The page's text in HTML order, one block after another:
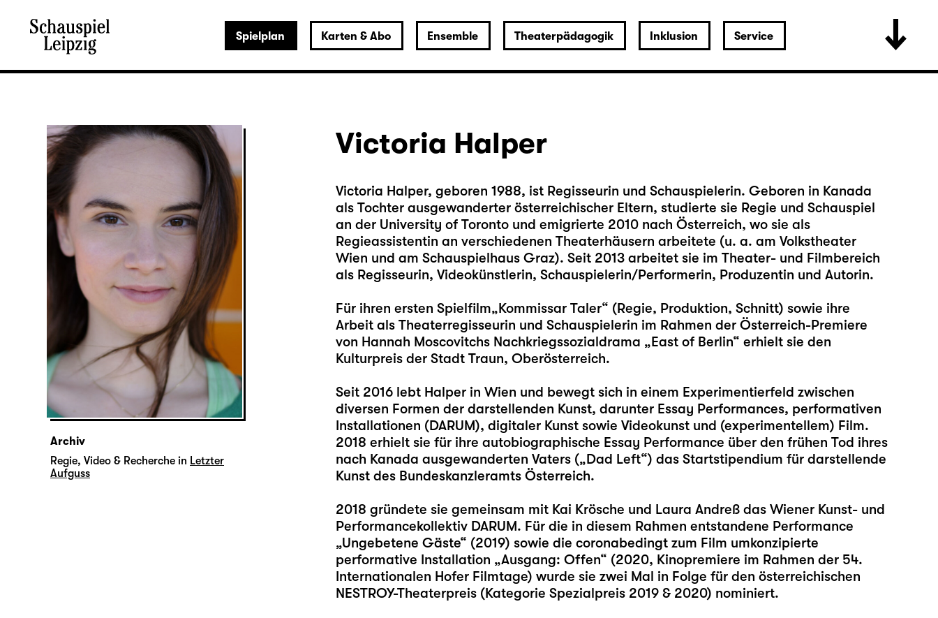
Spielplan Karten & Abo Ensemble Theaterpädagogik Inklusion Service
Victoria Halper
Victoria Halper, geboren 1988, ist Regisseurin und Schauspielerin. Geboren in Kanada
als Tochter ausgewanderter österreichischer Eltern, studierte sie Regie und Schauspiel
an der University of Toronto und emigrierte 2010 nach Österreich, wo sie als
Regieassistentin an verschiedenen Theaterhäusern arbeitete (u. a. am Volkstheater
Wien und am Schauspielhaus Graz). Seit 2013 arbeitet sie im Theater- und Filmbereich
als Regisseurin, Videokünstlerin, Schauspielerin/Performerin, Produzentin und Autorin.
Für ihren ersten Spielfilm„Kommissar Taler“ (Regie, Produktion, Schnitt) sowie ihre
Arbeit als Theaterregisseurin und Schauspielerin im Rahmen der Österreich-Premiere
von Hannah Moscovitchs Nachkriegssozialdrama „East of Berlin“ erhielt sie den
Kulturpreis der Stadt Traun, Oberösterreich.
Seit 2016 lebt Halper in Wien und bewegt sich in einem Experimentierfeld zwischen
diversen Formen der darstellenden Kunst, darunter Essay Performances, performativen
Installationen (DARUM), digitaler Kunst sowie Videokunst und (experimentellem) Film.
2018 erhielt sie für ihre autobiographische Essay Performance über den frühen Tod ihres
nach Kanada ausgewanderten Vaters („Dad Left“) das Startstipendium für darstellende
Kunst des Bundeskanzleramts Österreich.
2018 gründete sie gemeinsam mit Kai Krösche und Laura Andreß das Wiener Kunst- und
Performancekollektiv DARUM. Für die in diesem Rahmen entstandene Performance
„Ungebetene Gäste“ (2019) sowie die coronabedingt zum Film umkonzipierte
performative Installation „Ausgang: Offen“ (2020, Kinopremiere im Rahmen der 54.
Internationalen Hofer Filmtage) wurde sie zwei Mal in Folge für den österreichischen
NESTROY-Theaterpreis (Kategorie Spezialpreis 2019 & 2020) nominiert.
Archiv
Regie, Video & Recherche in Letzter
Aufguss